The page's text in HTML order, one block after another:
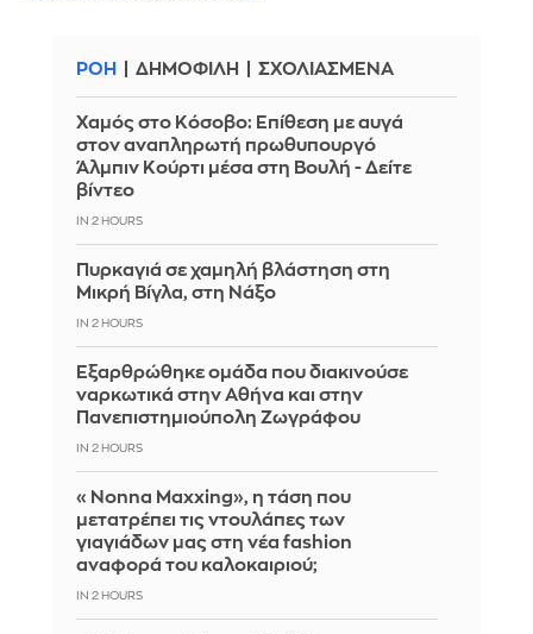
ΡΟΗ ΔΗΜΟΦΙΛΗ ΣΧΟΛΙΑΣΜΕΝΑ
Χαμός στο Κόσοβο: Επίθεση με αυγά
στον αναπληρωτή πρωθυπουργό
Άλμπιν Κούρτι μέσα στη Βουλή - Δείτε
βίντεο
IN 2 HOURS
Πυρκαγιά σε χαμηλή βλάστηση στη
Μικρή Βίγλα, στη Νάξο
IN 2 HOURS
Εξαρθρώθηκε ομάδα που διακινούσε
ναρκωτικά στην Αθήνα και στην
Πανεπιστημιούπολη Ζωγράφου
IN 2 HOURS
«Nonna Maxxing», η τάση που
μετατρέπει τις ντουλάπες των
γιαγιάδων μας στη νέα fashion
αναφορά του καλοκαιριού;
IN 2 HOURS